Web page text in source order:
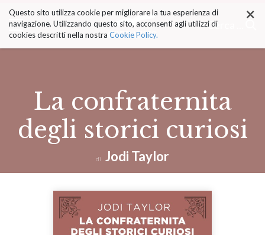
ai
contenuti.
|
Salta
Cerca ... ×
Questo sito utilizza cookie per migliorare la tua esperienza di
navigazione. Utilizzando questo sito, acconsenti agli utilizzi di
cookies descritti nella nostra Cookie Policy.
La confraternita
degli storici curiosi
di Jodi Taylor